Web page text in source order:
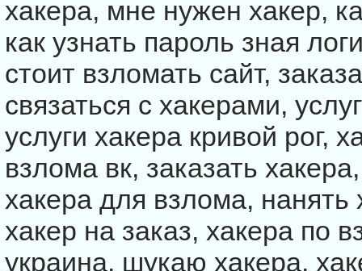
хакера, мне нужен хакер,
как узнать пароль зная
стоит взломать сайт,
связаться с хакерами,
услуги хакера кривой рог,
взлома вк, заказать
хакера для взлома,
хакер на заказ, хакера по
украина, шукаю хакера,